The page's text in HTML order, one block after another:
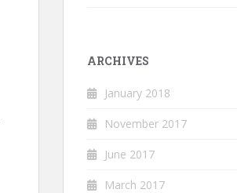
ARCHIVES
January 2018
November 2017
June 2017
March 2017